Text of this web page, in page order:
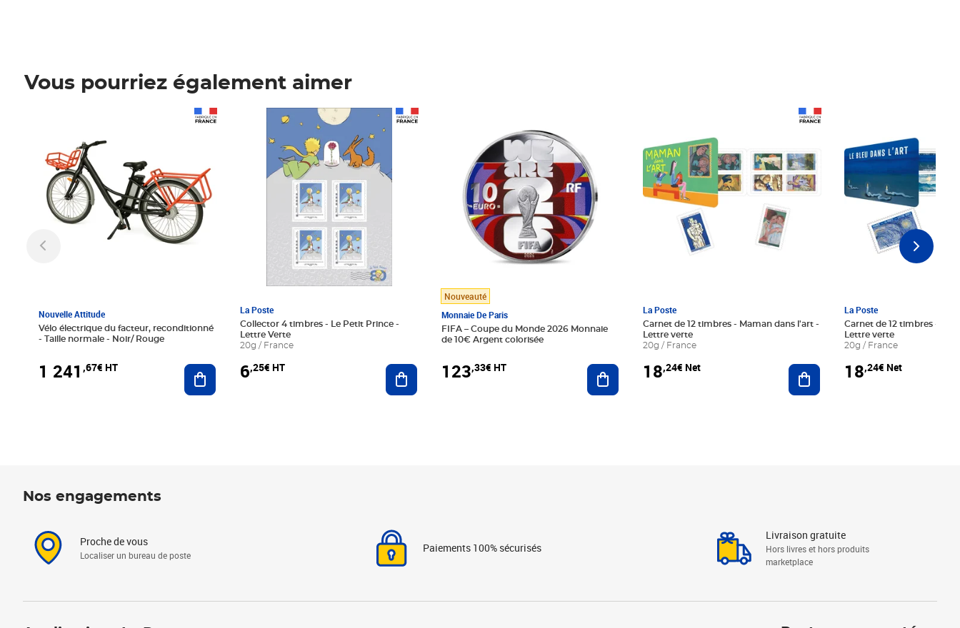
Vous pourriez également aimer
Nouvelle Attitude
Vélo électrique du facteur, reconditionné
- Taille normale - Noir/ Rouge
1 241 ,67€ HT Ajouter au panier
La Poste
Collector 4 timbres - Le Petit Prince -
Lettre Verte
20g / France
6,25€ HT
Prix 6,25€ HT
Ajouter au panier
Nouveauté
Monnaie De Paris
FIFA – Coupe du Monde 2026 Monnaie
de 10€ Argent colorisée
123,33€ HT Ajouter au panier
La Poste
Carnet de 12 timbres - Maman dans l'art -
Lettre verte
20g / France
18,24€ Net Ajouter au panier
La Poste
Carnet de 12 timbres - Le
Lettre verte
20g / France
18,24€ Net
Nos engagements
Proche de vous
Localiser un bureau de poste
Paiements 100% sécurisés
Livraison gratuite
Hors livres et hors produits
marketplace